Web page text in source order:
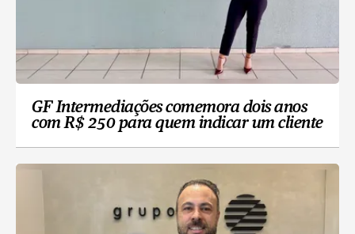
GF Intermediações comemora dois anos
com R$ 250 para quem indicar um cliente